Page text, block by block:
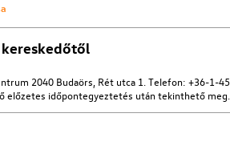
2040 Budaörs, Rét utca 1. Telefon: +36-1-
előzetes időpontegyeztetés után tekinthető meg.